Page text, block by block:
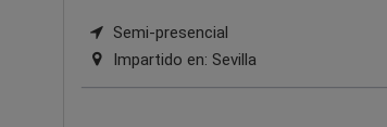
Semi-presencial
Impartido en: Sevilla